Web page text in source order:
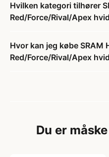
Hvilken kategori tilhører
Red/Force/Rival/Apex
Hvor kan jeg købe SRAM
Red/Force/Rival/Apex
Du er